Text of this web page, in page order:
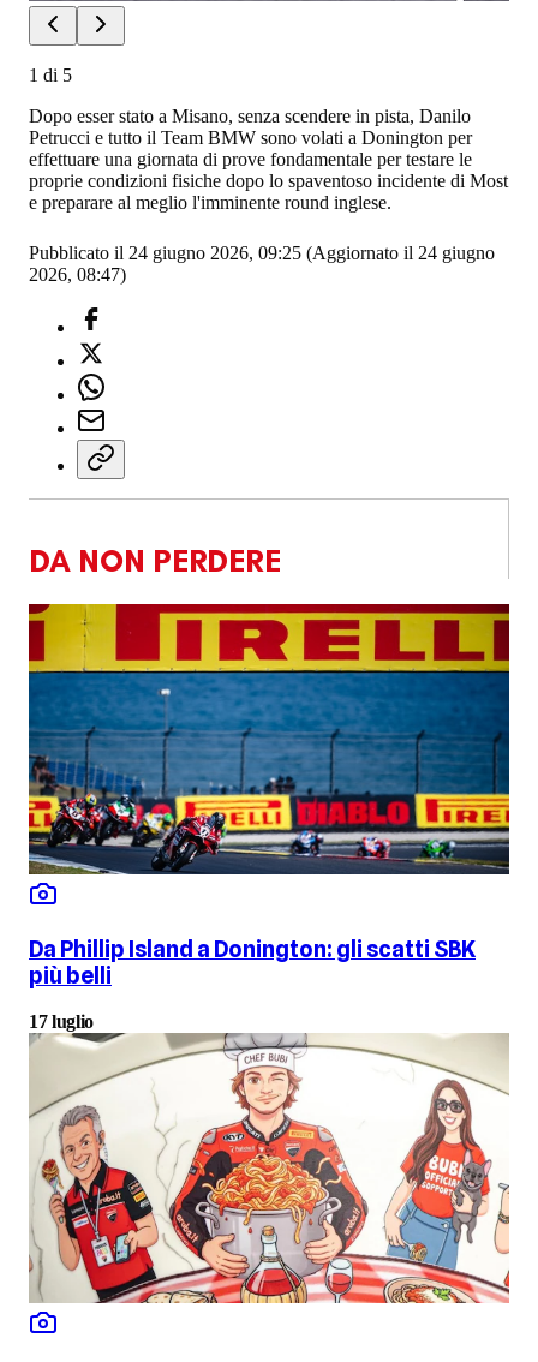
1 di 5
Dopo esser stato a Misano, senza scendere in pista, Danilo
Petrucci e tutto il Team BMW sono volati a Donington per
effettuare una giornata di prove fondamentale per testare le
proprie condizioni fisiche dopo lo spaventoso incidente di Most
e preparare al meglio l'imminente round inglese.
Pubblicato il 24 giugno 2026, 09:25 (Aggiornato il 24 giugno
2026, 08:47)
DA NON PERDERE
Da Phillip Island a Donington: gli scatti SBK
più belli
17 luglio